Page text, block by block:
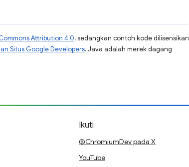
Attribution 4.0, sedangkan contoh kode dilisensikan
Situs Google Developers. Java adalah merek dagang
Ikuti
@ChromiumDev pada X
YouTube